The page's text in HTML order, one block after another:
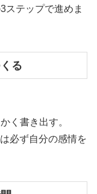
ステップで進めま
る
く書き出す。
必ず自分の感情を